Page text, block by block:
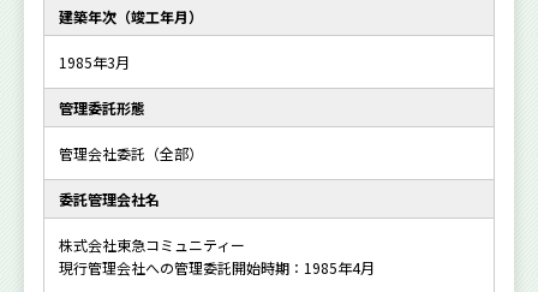
建築年次（竣工年月）
1985年3月
管理委託形態
管理会社委託（全部）
委託管理会社名
株式会社東急コミュニティー
現行管理会社への管理委託開始時期：1985年4月